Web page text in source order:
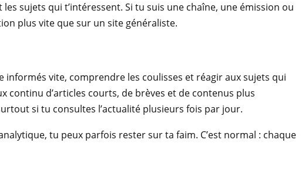
sujets qui t’intéressent. Si tu suis une chaîne, une émission ou
plus vite que sur un site généraliste.
vite, comprendre les coulisses et réagir aux sujets qui
d’articles courts, de brèves et de contenus plus
si tu consultes l’actualité plusieurs fois par jour.
tu peux parfois rester sur ta faim. C’est normal : chaque